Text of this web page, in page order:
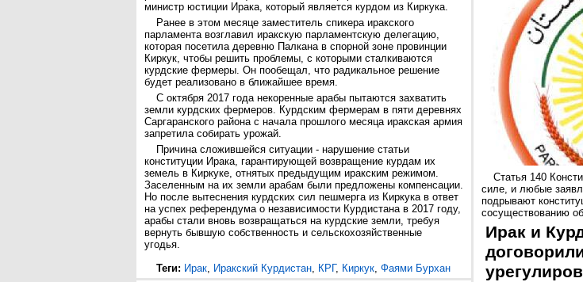
министр юстиции Ирака, который является курдом из Киркука.
Ранее в этом месяце заместитель спикера иракского
парламента возглавил иракскую парламентскую делегацию,
которая посетила деревню Палкана в спорной зоне провинции
Киркук, чтобы решить проблемы, с которыми сталкиваются
курдские фермеры. Он пообещал, что радикальное решение
будет реализовано в ближайшее время.
С октября 2017 года некоренные арабы пытаются захватить
земли курдских фермеров. Курдским фермерам в пяти деревнях
Саргаранского района с начала прошлого месяца иракская армия
запретила собирать урожай.
Причина сложившейся ситуации - нарушение статьи
конституции Ирака, гарантирующей возвращение курдам их
земель в Киркуке, отнятых предыдущим иракским режимом.
Заселенным на их земли арабам были предложены компенсации.
Но после вытеснения курдских сил пешмерга из Киркука в ответ
на успех референдума о независимости Курдистана в 2017 году,
арабы стали вновь возвращаться на курдские земли, требуя
вернуть бывшую собственность и сельскохозяйственные
угодья.
Теги: Ирак, Иракский Курдистан, КРГ, Киркук, Фаями Бурхан
Статья 140
силе, и любые
подрывают
сосуществованию
Ирак и